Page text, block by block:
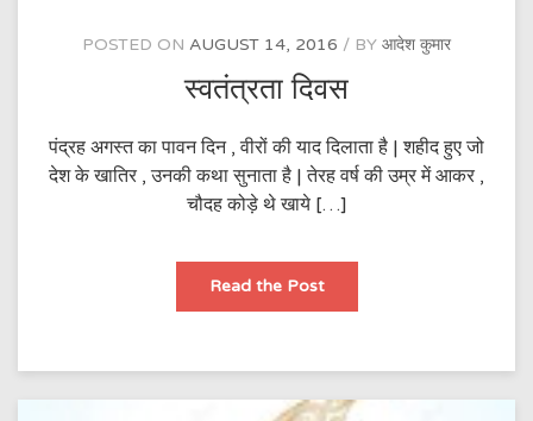
POSTED ON AUGUST 14, 2016 BY आदेश कुमार
स्वतंत्रता दिवस
पंद्रह अगस्त का पावन दिन , वीरों की याद दिलाता है | शहीद हुए जो
देश के खातिर , उनकी कथा सुनाता है | तेरह वर्ष की उम्र में आकर ,
चौदह कोड़े थे खाये […]
Read the Postस्वतंत्रता